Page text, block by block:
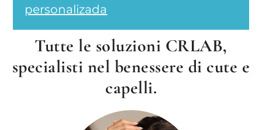
personalizada
Tutte le soluzioni CRLAB,
specialisti nel benessere di cute e
capelli.